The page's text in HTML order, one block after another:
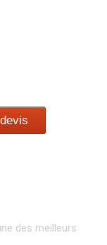
des meilleurs